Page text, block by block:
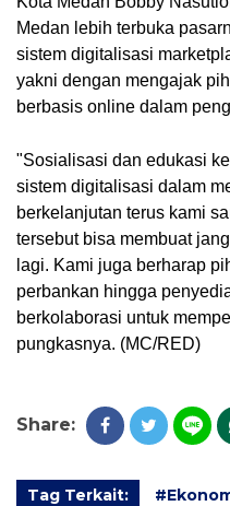
Medan lebih terbuka
sistem digitalisasi
yakni dengan mengajak
berbasis online dalam
"Sosialisasi dan edukasi
sistem digitalisasi dalam
berkelanjutan terus kami
tersebut bisa membuat
lagi. Kami juga berharap
perbankan hingga
berkolaborasi untuk
pungkasnya. (MC/RED)
Share:
Tag Terkait: